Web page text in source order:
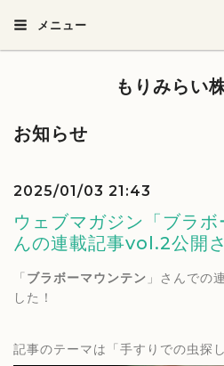
メニュー
もりみらい
お知らせ
2025/01/03 21:43
ウェブマガジン「ブラボ
んの連載記事vol.2公開
「ブラボーマウンテン 」さんでの
した！
記事のテーマは「手すりでの虫探